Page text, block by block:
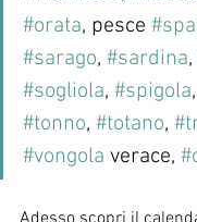
#orata, pesce
#sarago, #sardina,
#sogliola, #spigola,
#tonno, #totano,
#vongola verace,